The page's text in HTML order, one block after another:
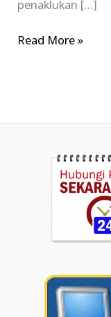
penaklukan […]
Read More »